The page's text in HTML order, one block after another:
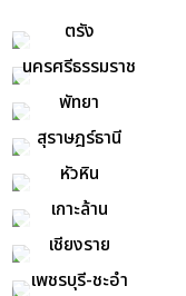
ตรัง
นครศรีธรรมราช
พัทยา
สุราษฎร์ธานี
หัวหิน
เกาะล้าน
เชียงราย
เพชรบุรี-ชะอำ